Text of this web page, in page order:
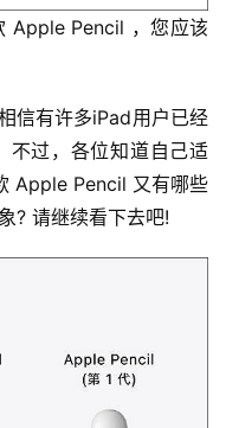
Apple Pencil ，您应该
信有许多iPad用户已经
不过，各位知道自己适
Apple Pencil 又有哪些
? 请继续看下去吧!